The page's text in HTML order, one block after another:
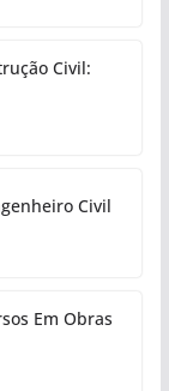
Civil:
Civil
Em Obras